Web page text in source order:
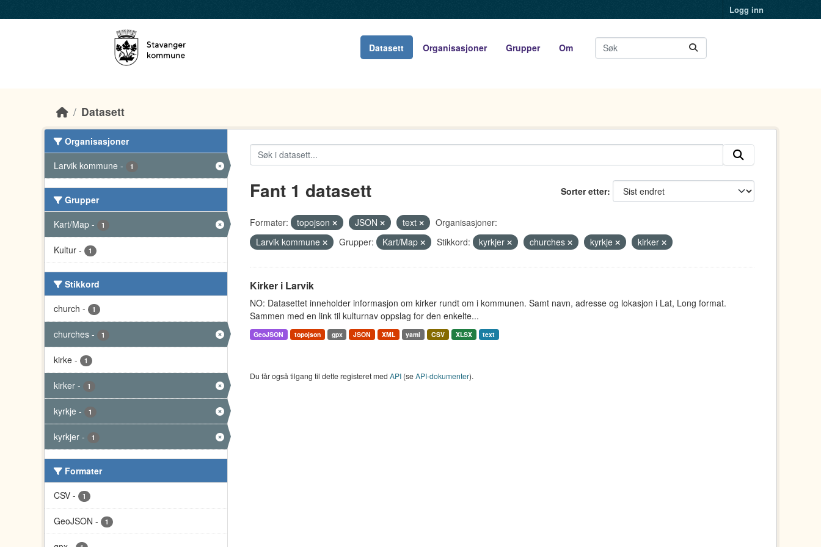
Logg inn
Datasett Organisasjoner Grupper Om
Datasett
Organisasjoner
Larvik kommune - 1
Grupper
Kart/Map - 1
Kultur - 1
Stikkord
church - 1
churches - 1
kirke - 1
kirker - 1
kyrkje - 1
kyrkjer - 1
Formater
CSV - 1
GeoJSON - 1
Sorter etter
Fant 1 datasett
Formater: topojson JSON text
Organisasjoner:
Larvik kommune
Grupper: Kart/Map Stikkord: kyrkjer churches kyrkje kirker
Kirker i Larvik
NO: Datasettet inneholder informasjon om kirker rundt om i kommunen. Samt navn, adresse og lokasjon i Lat, Long format.
Sammen med en link til kulturnav oppslag for den enkelte...
GeoJSON topojson gpx JSON XML yaml CSV XLSX text
Du får også tilgang til dette registeret med API(seAPI-dokumenter).